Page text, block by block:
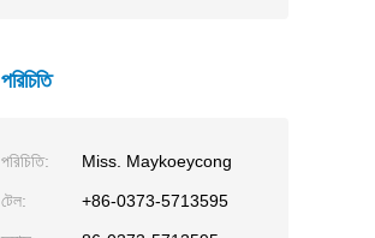
পরিচিতি
পরিচিতি: Miss. Maykoeycong
টেল: +86-0373-5713595